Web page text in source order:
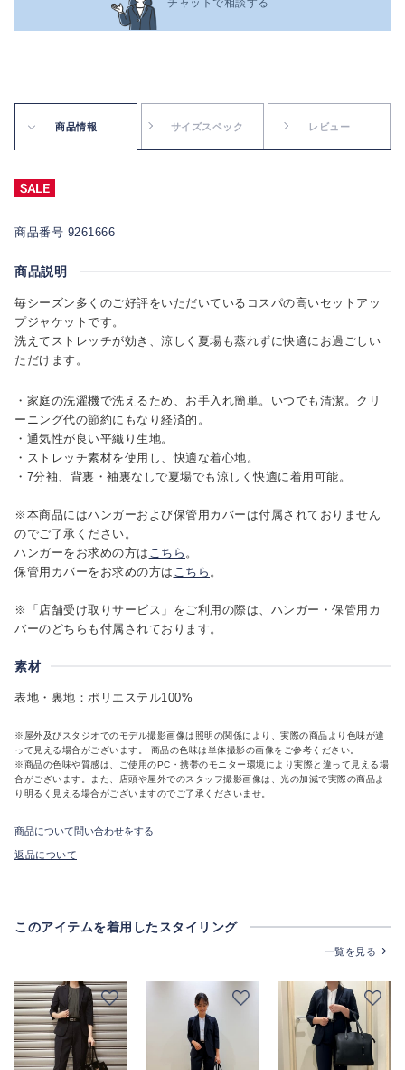
チャットで相談する
商品情報 サイズスペック レビュー
商品番号 9261666
商品説明
毎シーズン多くのご好評をいただいているコスパの高いセットアッ
プジャケットです。
洗えてストレッチが効き、涼しく夏場も蒸れずに快適にお過ごしい
ただけます。
・家庭の洗濯機で洗えるため、お手入れ簡単。いつでも清潔。クリ
ーニング代の節約にもなり経済的。
・通気性が良い平織り生地。
・ストレッチ素材を使用し、快適な着心地。
・7分袖、背裏・袖裏なしで夏場でも涼しく快適に着用可能。
※本商品にはハンガーおよび保管用カバーは付属されておりません
のでご了承ください。
ハンガーをお求めの方は こちら 。
保管用カバーをお求めの方は こちら 。
※「店舗受け取りサービス」をご利用の際は、ハンガー・保管用カ
バーのどちらも付属されております。
素材
表地・裏地：ポリエステル100%
※屋外及びスタジオでのモデル撮影画像は照明の関係により、実際の商品より色味が違
って見える場合がございます。 商品の色味は単体撮影の画像をご参考ください。
※商品の色味や質感は、ご使用のPC・携帯のモニター環境により実際と違って見える場
合がございます。また、店頭や屋外でのスタッフ撮影画像は、光の加減で実際の商品よ
り明るく見える場合がございますのでご了承くださいませ。
商品について問い合わせをする
返品について
このアイテムを着用したスタイリング
一覧を見る